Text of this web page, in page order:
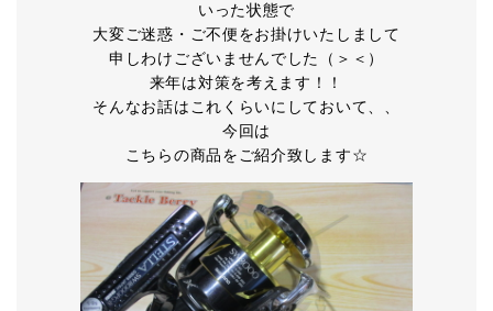
いった状態で
大変ご迷惑・ご不便をお掛けいたしまして
申しわけございませんでした（＞＜）
来年は対策を考えます！！
そんなお話はこれくらいにしておいて、、
今回は
こちらの商品をご紹介致します☆